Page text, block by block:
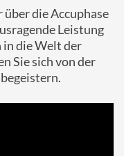
über die Accuphase
Leistung
in die Welt der
Sie sich von der